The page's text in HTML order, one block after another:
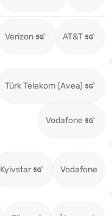
Verizon AT&T
Türk Telekom (Avea)
Vodafone
Kyivstar Vodafone